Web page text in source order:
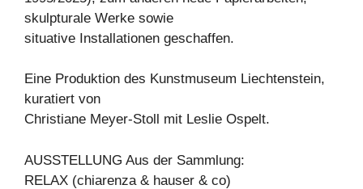
skulpturale Werke sowie
situative Installationen geschaffen.
Eine Produktion des Kunstmuseum Liechtenstein,
kuratiert von
Christiane Meyer-Stoll mit Leslie Ospelt.
AUSSTELLUNG Aus der Sammlung:
RELAX (chiarenza & hauser & co)